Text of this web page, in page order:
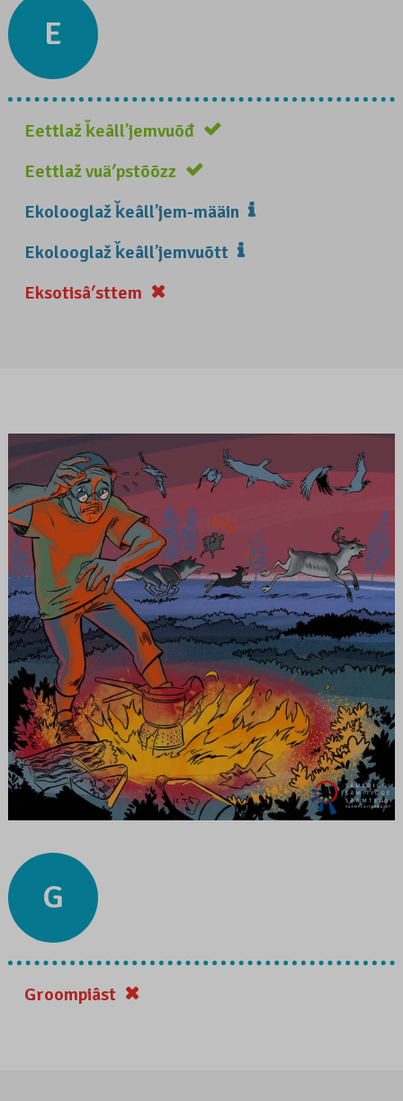
E
Eettlaž ǩeâllʼjemvuõđ
Eettlaž vuäʹpstõõzz
Ekolooglaž ǩeâllʼjem-määin
Ekolooglaž ǩeâllʼjemvuõtt
Eksotisâʹsttem
G
Groompiâst